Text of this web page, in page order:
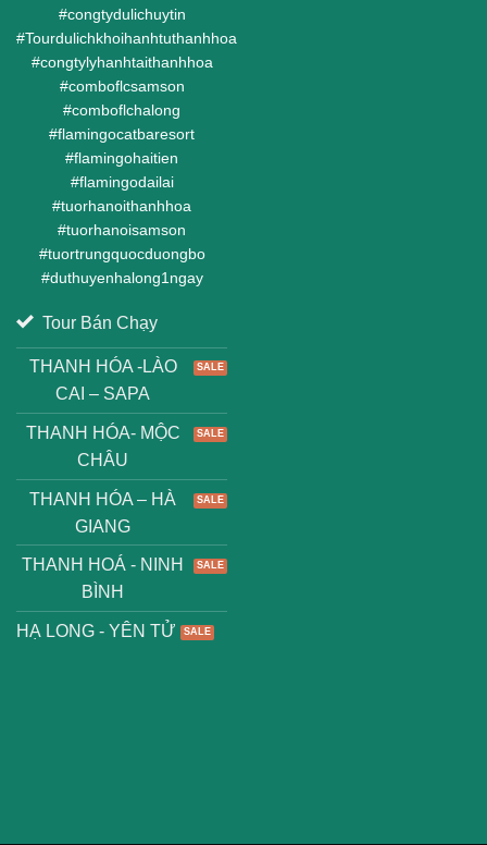
#congtydulichuytin
#Tourdulichkhoihanhtuthanhhoa
#congtylyhanhtaithanhhoa
#comboflcsamson
#comboflchalong
#flamingocatbaresort
#flamingohaitien
#flamingodailai
#tuorhanoithanhhoa
#tuorhanoisamson
#tuortrungquocduongbo
#duthuyenhalong1ngay
Tour Bán Chạy
THANH HÓA -LÀO
CAI – SAPA
THANH HÓA- MỘC
CHÂU
THANH HÓA – HÀ
GIANG
THANH HOÁ - NINH
BÌNH
HẠ LONG - YÊN TỬ